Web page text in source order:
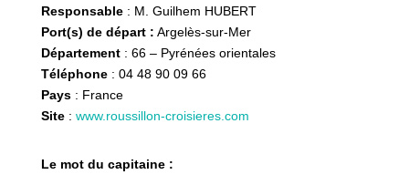
Responsable: M. Guilhem HUBERT
Port(s) de départ : Argelès-sur-Mer
Département: 66 – Pyrénées orientales
Téléphone: 04 48 90 09 66
Pays: France
Site: www.roussillon-croisieres.com
Le mot du capitaine :